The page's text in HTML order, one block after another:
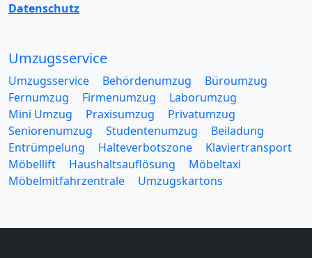
Datenschutz
Umzugsservice
Umzugsservice Behördenumzug
Büroumzug
Fernumzug
Firmenumzug
Laborumzug
Mini Umzug
Praxisumzug
Privatumzug
Seniorenumzug
Studentenumzug
Beiladung
Entrümpelung
Halteverbotszone
Klaviertransport
Möbellift
Haushaltsauflösung
Möbeltaxi
Möbelmitfahrzentrale
Umzugskartons